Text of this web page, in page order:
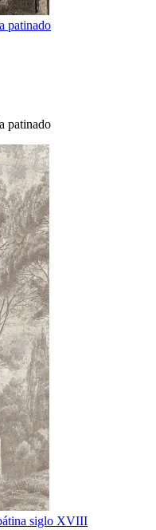
patinado
patinado
siglo XVIII